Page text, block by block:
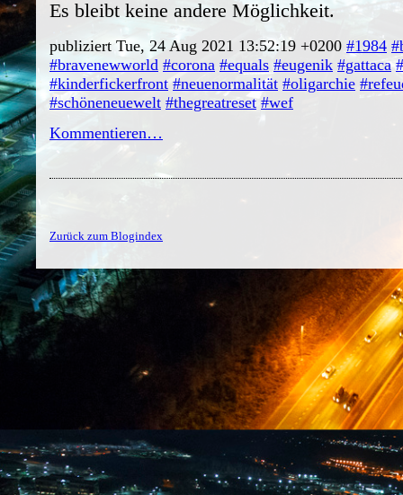
Es bleibt keine andere Möglichkeit.
publiziert Tue, 24 Aug 2021 13:52:19 +0200 #1984
#bravenewworld #corona #equals #eugenik #gattaca
#kinderfickerfront #neuenormalität #oligarchie
#schöneneuewelt #thegreatreset #wef
Kommentieren…
Zurück zum Blogindex